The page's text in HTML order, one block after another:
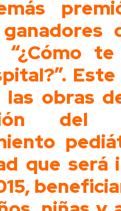
las obras
del
que será